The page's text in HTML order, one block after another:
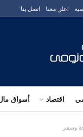
اعلن معنا اتصل بنا
اقتصاد أسواق
وسفر